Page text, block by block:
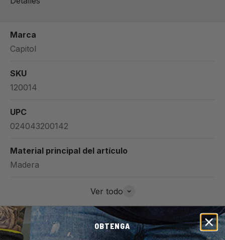
Marca
Capitol
SKU
120014
UPC
024043200142
Material principal del artículo
Madera
Ver todo
OBTENGA